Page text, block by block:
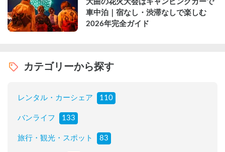
大曲の花火大会はキャンピングカーで
車中泊｜宿なし・渋滞なしで楽しむ
2026年完全ガイド
カテゴリーから探す
レンタル・カーシェア 110
バンライフ 133
旅行・観光・スポット 83